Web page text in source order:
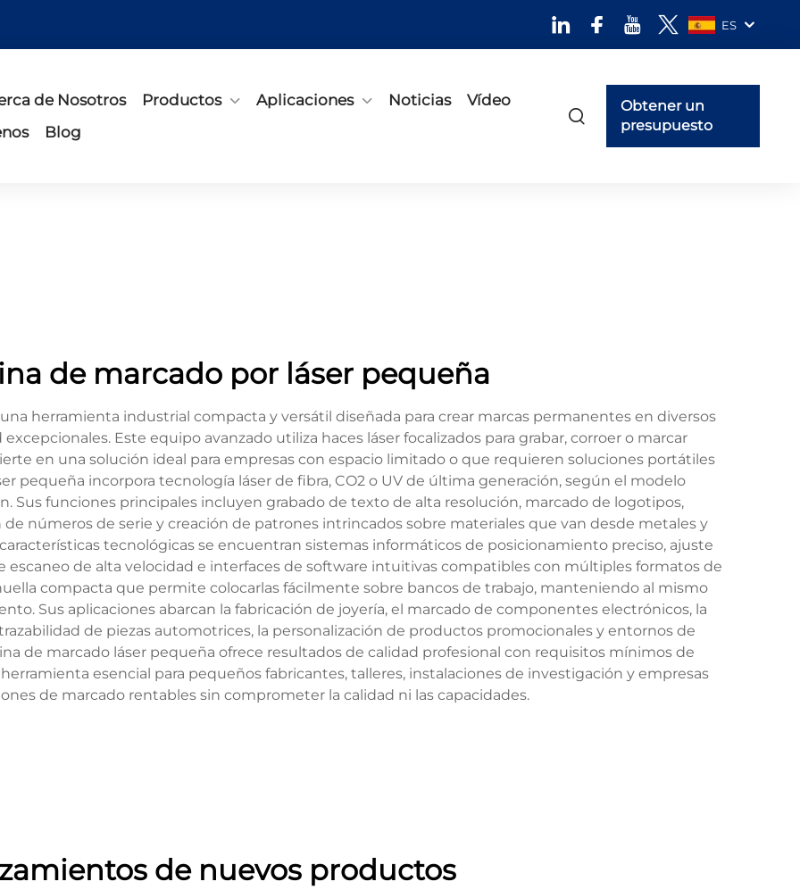
ES
de Nosotros Productos Aplicaciones Noticias
Vídeo
Blog
Obtener un
presupuesto
de marcado por láser pequeña
herramienta industrial compacta y versátil diseñada para crear marcas permanentes en diversos
Este equipo avanzado utiliza haces láser focalizados para grabar, corroer o marcar
en una solución ideal para empresas con espacio limitado o que requieren soluciones portátiles
pequeña incorpora tecnología láser de fibra, CO2 o UV de última generación, según el modelo
Sus funciones principales incluyen grabado de texto de alta resolución, marcado de logotipos,
números de serie y creación de patrones intrincados sobre materiales que van desde metales y
tecnológicas se encuentran sistemas informáticos de posicionamiento preciso, ajuste
escaneo de alta velocidad e interfaces de software intuitivas compatibles con múltiples formatos de
compacta que permite colocarlas fácilmente sobre bancos de trabajo, manteniendo al mismo
Sus aplicaciones abarcan la fabricación de joyería, el marcado de componentes electrónicos, la
de piezas automotrices, la personalización de productos promocionales y entornos de
de marcado láser pequeña ofrece resultados de calidad profesional con requisitos mínimos de
esencial para pequeños fabricantes, talleres, instalaciones de investigación y empresas
de marcado rentables sin comprometer la calidad ni las capacidades.
de nuevos productos